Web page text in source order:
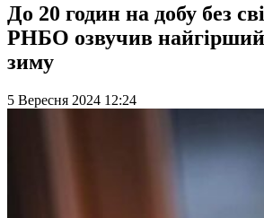
До 20 годин на добу без
РНБО озвучив найгірший
зиму
5 Вересня 2024 12:24